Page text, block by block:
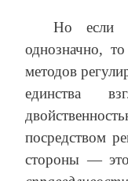
Но если
однозначно,
методов
единства
посредством
стороны —